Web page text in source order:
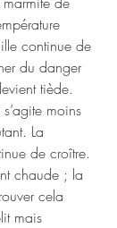
continue de
du danger
tiède.
moins
La
de croître.
chaude ; la
cela
mais